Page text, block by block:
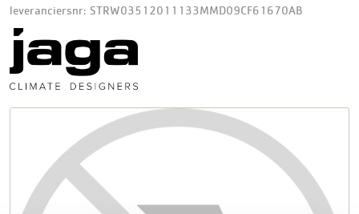
leveranciersnr: STRW03512011133MMD09CF61670AB